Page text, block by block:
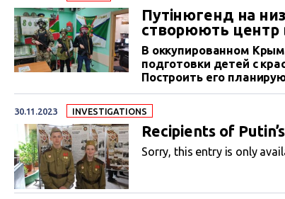
Путінюгенд на
створюють центр
В оккупированном
подготовки детей с
Построить его
создания детского
получивший на это
30.11.2023 INVESTIGATIONS
Recipients of
Sorry, this entry is only